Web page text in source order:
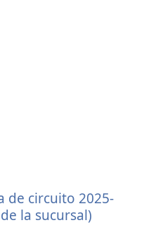
de circuito 2025-
la sucursal)